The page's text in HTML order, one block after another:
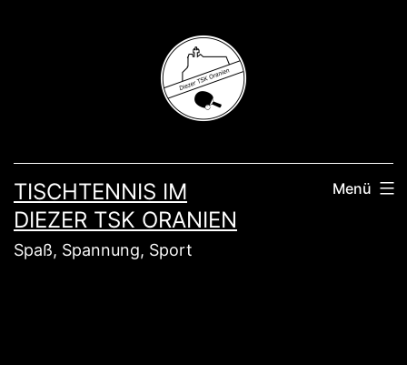
TISCHTENNIS IM
DIEZER TSK ORANIEN
Spaß, Spannung, Sport
Menü